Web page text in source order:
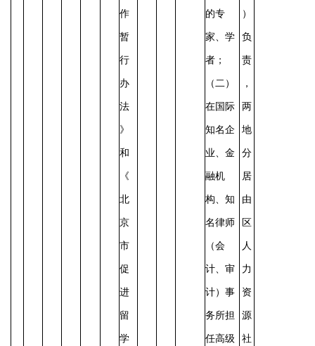
作
暂
行
办
法
》
和
《
北
京
市
促
进
留
学
的专
家、学
者；
（二）
在国际
知名企
业、金
融机
构、知
名律师
（会
计、审
计）事
务所担
任高级
）
负
责
，
两
地
分
居
由
区
人
力
资
源
社